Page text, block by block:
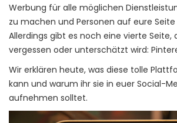
Werbung für alle möglichen
zu machen und Personen auf eure Seite
Allerdings gibt es noch eine vierte Seite,
vergessen oder unterschätzt wird:
Wir erklären heute, was diese tolle
kann und warum ihr sie in euer Social-
aufnehmen solltet.